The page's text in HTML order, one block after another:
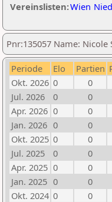
Vereinslisten:Wien
Pnr:135057 Name: Nicole
Periode Elo Partien
Okt. 2026 0 0
Jul. 2026
0 0
Apr. 2026 0 0
Jan. 2026 0 0
Okt. 2025 0 0
Jul. 2025
0 0
Apr. 2025 0 0
Jan. 2025 0 0
Okt. 2024 0 0